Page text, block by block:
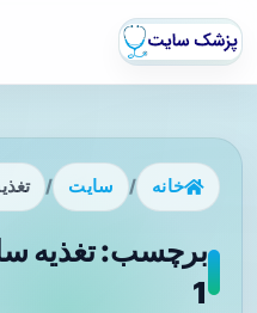
خانه / سایت /
برچسب: تغذیه
1